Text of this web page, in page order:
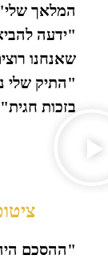
המלאך
"ידעה
שאנחנו
"התיק שלי
בזכות חגית"
"ההסכם